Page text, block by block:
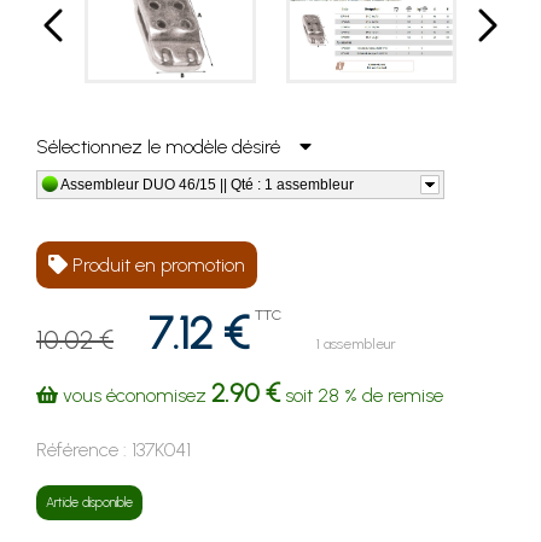
Sélectionnez le modèle désiré
Assembleur DUO 46/15 || Qté : 1 assembleur
Produit en promotion
10.02 € 7.12 € TTC
1 assembleur
vous économisez 2.90 €soit 28 % de remise
Référence : 137K041
Article disponible